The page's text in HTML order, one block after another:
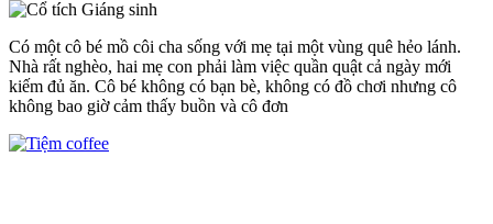
Có một cô bé mồ côi cha sống với mẹ tại một vùng quê hẻo lánh.
Nhà rất nghèo, hai mẹ con phải làm việc quần quật cả ngày mới
kiếm đủ ăn. Cô bé không có bạn bè, không có đồ chơi nhưng cô
không bao giờ cảm thấy buồn và cô đơn